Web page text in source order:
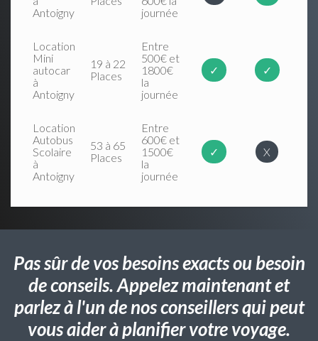
Antoigny
journée
Location
Mini
autocar
à
Antoigny
19 à 22
Places
Entre
500€ et
1800€
la
journée
✓ ✓
Location
Autobus
Scolaire
à
Antoigny
53 à 65
Places
Entre
600€ et
1500€
la
journée
✓ X
Pas sûr de vos besoins exacts ou besoin
de conseils. Appelez maintenant et
parlez à l'un de nos conseillers qui peut
vous aider à planifier votre voyage.